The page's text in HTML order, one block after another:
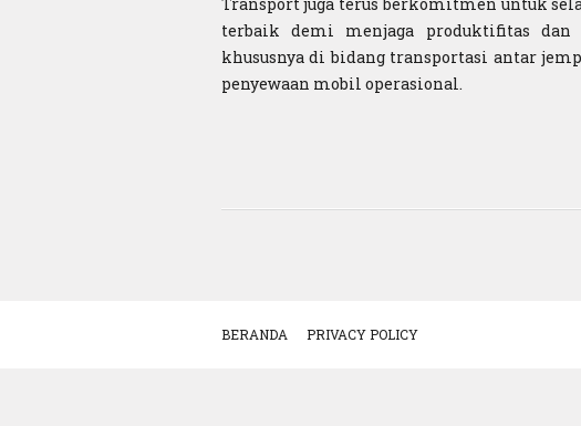
terbaik demi menjaga produktifitas dan
khususnya di bidang transportasi antar
penyewaan mobil operasional.
BERANDA PRIVACY POLICY